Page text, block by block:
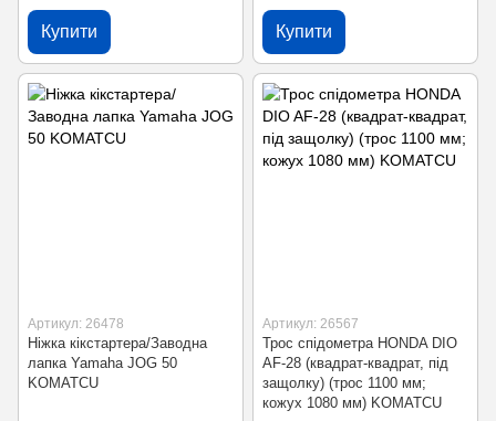
Купити Купити
Артикул: 26478
Ніжка кікстартера/Заводна
лапка Yamaha JOG 50
KOMATCU
Артикул: 26567
Трос спідометра HONDA DIO
AF-28 (квадрат-квадрат, під
защолку) (трос 1100 мм;
кожух 1080 мм) KOMATCU